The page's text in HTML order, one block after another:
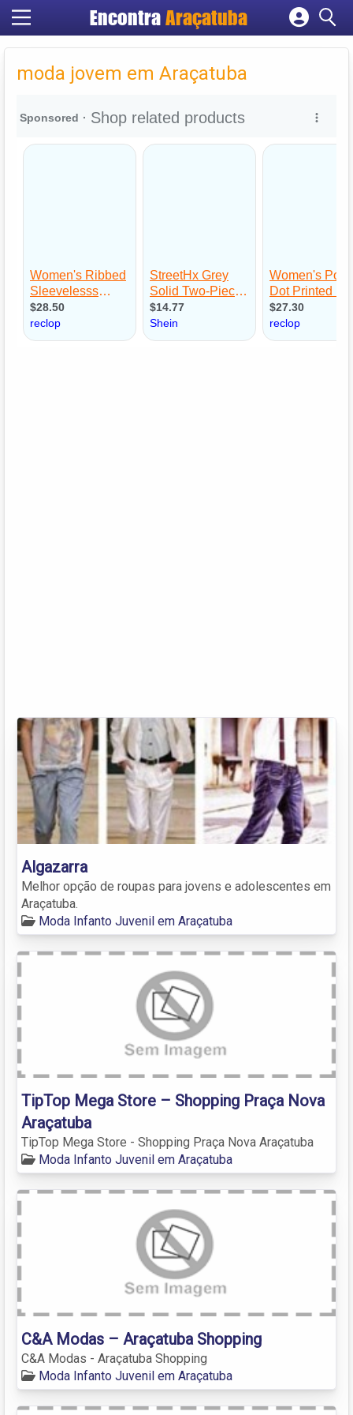
Encontra Araçatuba
Cadastrar empresa
Criar conta
moda jovem em Araçatuba
Algazarra
Melhor opção de roupas para jovens e adolescentes em
Araçatuba.
Moda Infanto Juvenil em Araçatuba
TipTop Mega Store – Shopping Praça Nova
Araçatuba
TipTop Mega Store - Shopping Praça Nova Araçatuba
Moda Infanto Juvenil em Araçatuba
C&A Modas – Araçatuba Shopping
C&A Modas - Araçatuba Shopping
Moda Infanto Juvenil em Araçatuba